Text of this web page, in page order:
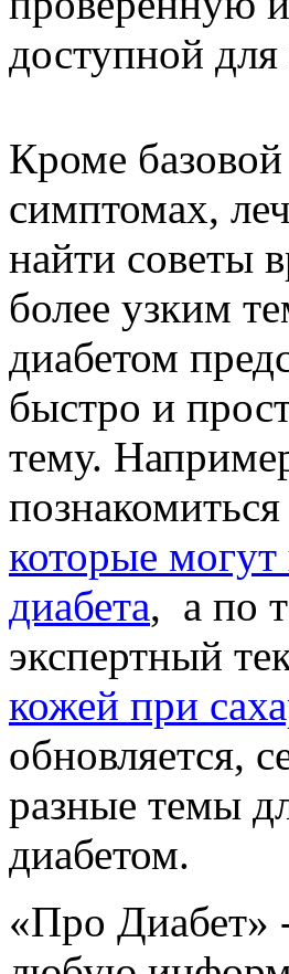
доступной для
Кроме
симптомах,
найти советы
более узким
диабетом
быстро и
тему.
которые
диабета, а по
экспертный
кожей при
обновляется,
разные темы
диабетом.
«Про Диабет»